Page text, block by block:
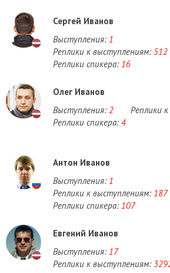
Сергей Иванов
Выступления: 1
Реплики к выступлениям: 512
Реплики спикера: 16
Олег Иванов
Выступления: 2 Реплики
Реплики спикера: 4
Антон Иванов
Выступления: 1
Реплики к выступлениям: 187
Реплики спикера: 107
Евгений Иванов
Выступления: 17
Реплики к выступлениям: